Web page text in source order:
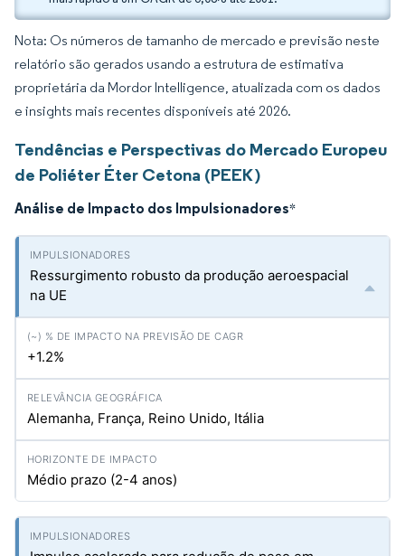
Nota: Os números de tamanho de mercado e previsão neste
relatório são gerados usando a estrutura de estimativa
proprietária da Mordor Intelligence, atualizada com os dados
e insights mais recentes disponíveis até 2026.
Tendências e Perspectivas do Mercado Europeu
de Poliéter Éter Cetona (PEEK)
Análise de Impacto dos Impulsionadores*
Ressurgimento robusto da produção aeroespacial
na UE
+1.2%
Alemanha, França, Reino Unido, Itália
Médio prazo (2-4 anos)